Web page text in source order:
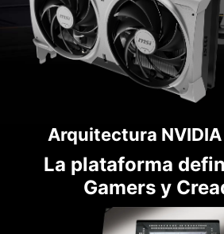
Arquitectura
La plataforma
Gamers y